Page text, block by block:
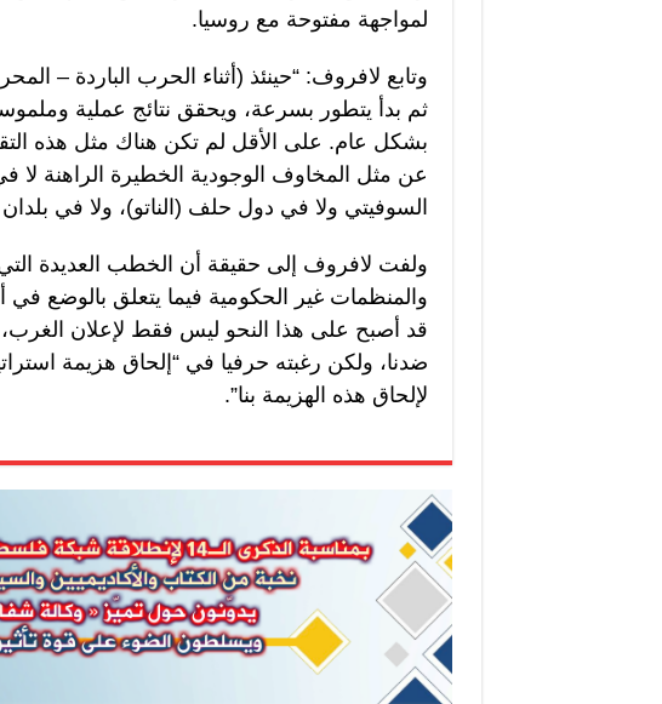
لمواجهة مفتوحة مع روسيا.
وتابع لافروف: “حينئذ (أثناء الحرب الباردة –
ثم بدأ يتطور بسرعة، ويحقق نتائج عملية
بشكل عام. على الأقل لم تكن هناك مثل هذه
عن مثل المخاوف الوجودية الخطيرة الراهنة لا في
السوفيتي ولا في دول حلف (الناتو)، ولا في بلدان
ولفت لافروف إلى حقيقة أن الخطب العديدة التي
والمنظمات غير الحكومية فيما يتعلق بالوضع في
قد أصبح على هذا النحو ليس فقط لإعلان الغرب،
ضدنا، ولكن رغبته حرفيا في “إلحاق هزيمة
لإلحاق هذه الهزيمة بنا”.